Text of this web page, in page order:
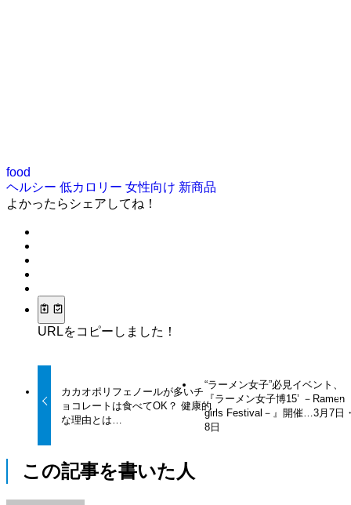
food
ヘルシー 低カロリー 女性向け 新商品
よかったらシェアしてね！
URLをコピーしました！
カカオポリフェノールが多いチ
ョコレートは食べてOK？ 健康的
な理由とは…
“ラーメン女子”必見イベント、
『ラーメン女子博15’ －Ramen
girls Festival－』開催…3月7日
8日
この記事を書いた人